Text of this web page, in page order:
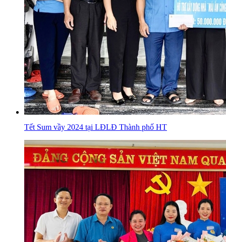
Tết Sum vầy 2024 tại LĐLĐ Thành phố HT